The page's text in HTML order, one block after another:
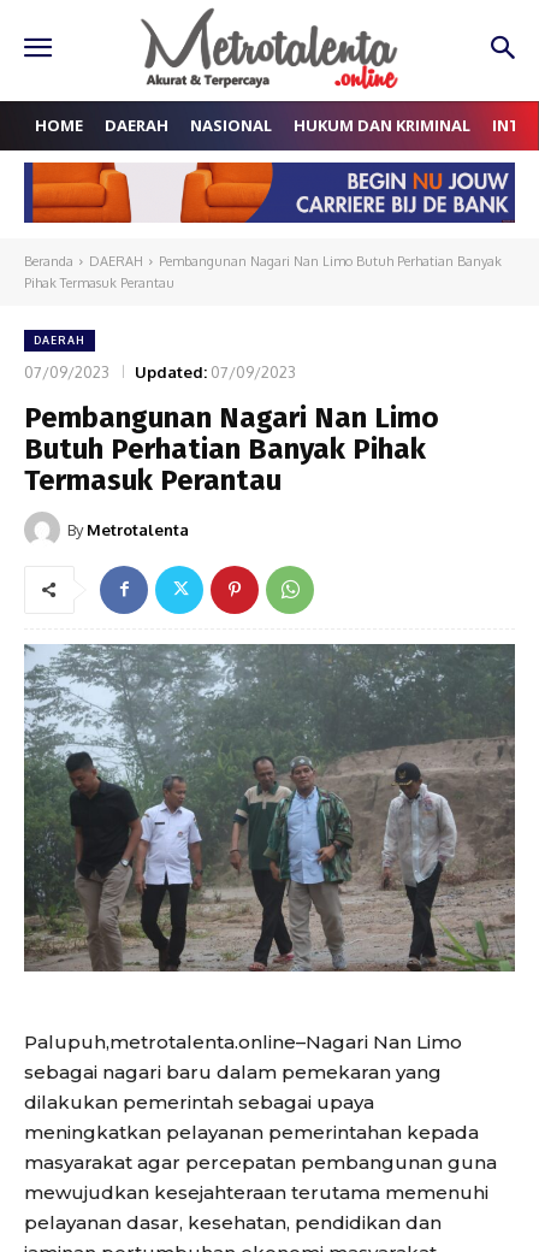
HOME DAERAH NASIONAL HUKUM DAN KRIMINAL
Beranda DAERAH
Pembangunan Nagari Nan Limo Butuh Perhatian Banyak
Pihak Termasuk Perantau
DAERAH
07/09/2023 Updated: 07/09/2023
Pembangunan Nagari Nan Limo
Butuh Perhatian Banyak Pihak
Termasuk Perantau
By Metrotalenta
Palupuh,metrotalenta.online–Nagari Nan Limo
sebagai nagari baru dalam pemekaran yang
dilakukan pemerintah sebagai upaya
meningkatkan pelayanan pemerintahan kepada
masyarakat agar percepatan pembangunan guna
mewujudkan kesejahteraan terutama memenuhi
pelayanan dasar, kesehatan, pendidikan dan